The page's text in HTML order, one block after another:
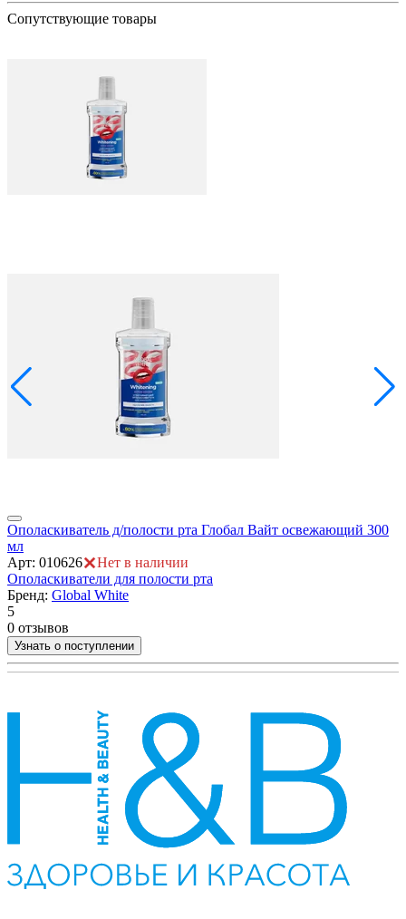
Сопутствующие товары
Ополаскиватель д/полости рта Глобал Вайт освежающий 300
мл
Арт: 010626
Нет в наличии
Ополаскиватели для полости рта
Бренд: Global White
5
0 отзывов
Узнать о поступлении